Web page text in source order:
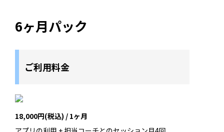
6ヶ月パック
ご利用料金
18,000円(税込) / 1ヶ月